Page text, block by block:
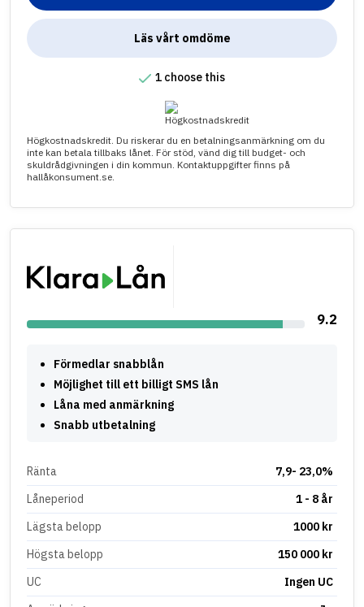
Läs vårt omdöme
1 choose this
Högkostnadskredit. Du riskerar du en betalningsanmärkning om du
inte kan betala tillbaks lånet. För stöd, vänd dig till budget- och
skuldrådgivningen i din kommun. Kontaktuppgifter finns på
hallåkonsument.se.
9.2
Förmedlar snabblån
Möjlighet till ett billigt SMS lån
Låna med anmärkning
Snabb utbetalning
Ränta
7,9- 23,0%
Låneperiod
1 - 8 år
Lägsta belopp
1000 kr
Högsta belopp
150 000 kr
UC
Ingen UC